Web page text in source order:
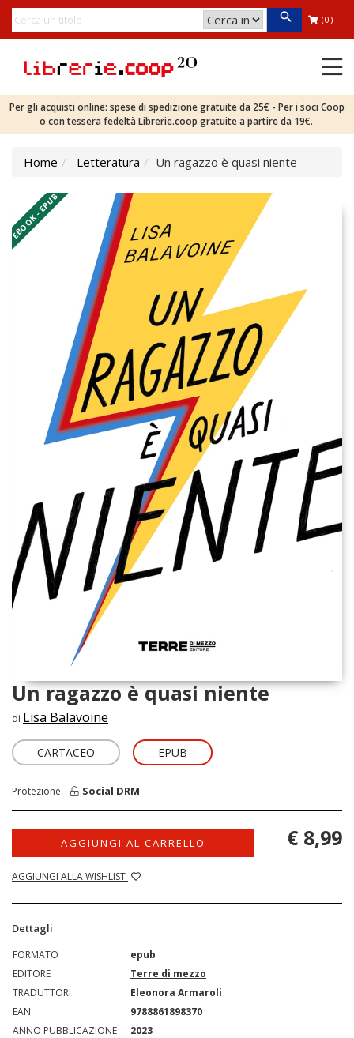
(0)
Per gli acquisti online: spese di spedizione gratuite da 25€ - Per i soci Coop
o con tessera fedeltà Librerie.coop gratuite a partire da 19€.
Home Letteratura Un ragazzo è quasi niente
EBOOK - EPUB
Un ragazzo è quasi niente
di Lisa Balavoine
CARTACEO EPUB
Protezione: Social DRM
AGGIUNGI AL CARRELLO
AGGIUNGI ALLA WISHLIST
€ 8,99
Dettagli
FORMATO
epub
EDITORE
Terre di mezzo
TRADUTTORI
Eleonora Armaroli
EAN
9788861898370
ANNO PUBBLICAZIONE
2023